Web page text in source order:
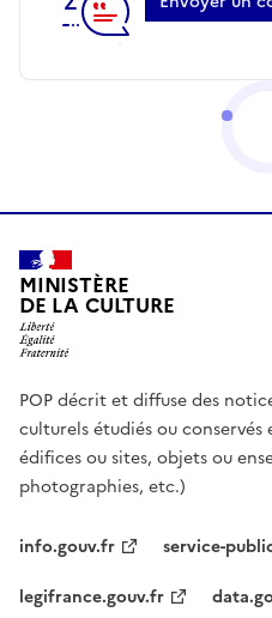
MINISTÈRE
DE LA CULTURE
POP décrit et diffuse des
culturels étudiés ou
édifices ou sites, objets ou
photographies, etc.)
info.gouv.fr
service-
legifrance.gouv.fr